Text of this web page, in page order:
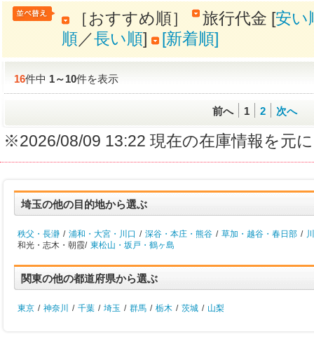
［おすすめ順］ 旅行代金 [安い
順／長い順] [新着順]
16件中1～10件を表示
前へ 1 2 次へ
※2026/08/09 13:22 現在の在庫情報を元
埼玉の他の目的地から選ぶ
秩父・長瀞 / 浦和・大宮・川口 / 深谷・本庄・熊谷 / 草加・越谷・春日部 /
和光・志木・朝霞/ 東松山・坂戸・鶴ヶ島
関東の他の都道府県から選ぶ
東京 / 神奈川 / 千葉 / 埼玉 / 群馬 / 栃木 / 茨城 / 山梨